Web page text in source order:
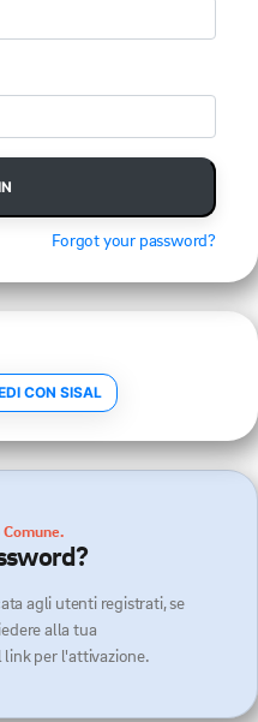
Forgot your password?
CON SISAL
agli utenti registrati, se
alla tua
per l'attivazione.